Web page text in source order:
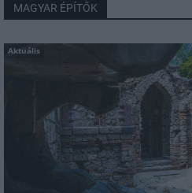
MAGYAR ÉPÍTŐK
Aktuális